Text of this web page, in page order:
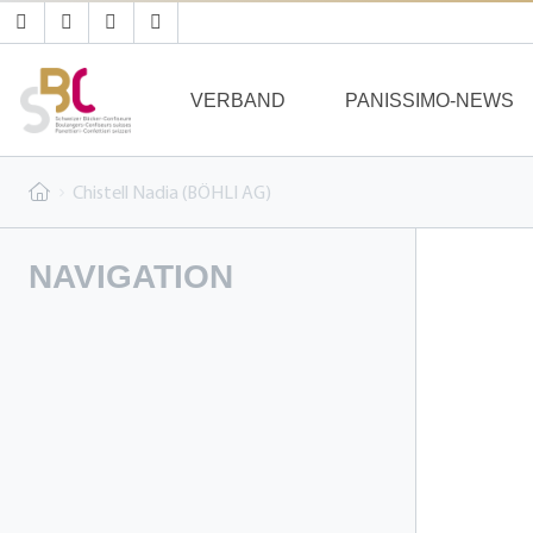
VERBAND PANISSIMO-NEWS
Chistell Nadia (BÖHLI AG)
NAVIGATION